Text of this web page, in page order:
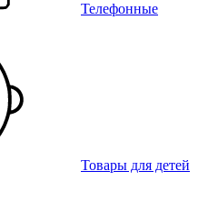
Телефонные
Товары для детей